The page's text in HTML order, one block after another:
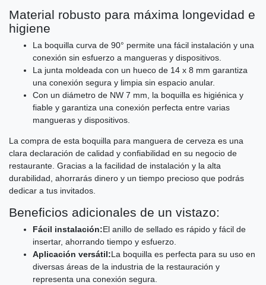
Material robusto para máxima longevidad e
higiene
La boquilla curva de 90° permite una fácil instalación y una
conexión sin esfuerzo a mangueras y dispositivos.
La junta moldeada con un hueco de 14 x 8 mm garantiza
una conexión segura y limpia sin espacio anular.
Con un diámetro de NW 7 mm, la boquilla es higiénica y
fiable y garantiza una conexión perfecta entre varias
mangueras y dispositivos.
La compra de esta boquilla para manguera de cerveza es una
clara declaración de calidad y confiabilidad en su negocio de
restaurante. Gracias a la facilidad de instalación y la alta
durabilidad, ahorrarás dinero y un tiempo precioso que podrás
dedicar a tus invitados.
Beneficios adicionales de un vistazo:
Fácil instalación:El anillo de sellado es rápido y fácil de
insertar, ahorrando tiempo y esfuerzo.
Aplicación versátil:La boquilla es perfecta para su uso en
diversas áreas de la industria de la restauración y
representa una conexión segura.